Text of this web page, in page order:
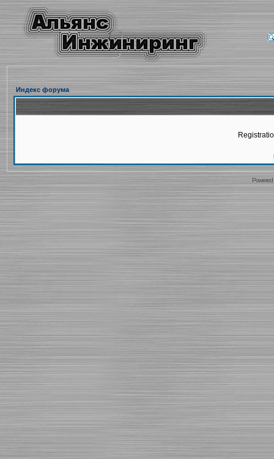
Индекс форума